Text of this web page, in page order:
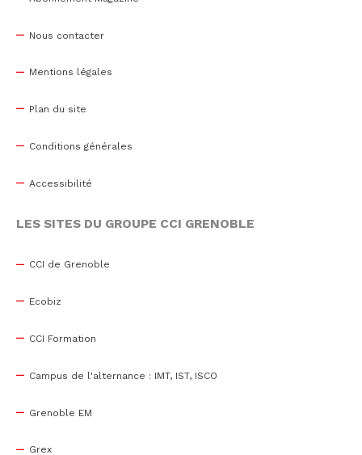
Nous contacter
Mentions légales
Plan du site
Conditions générales
Accessibilité
LES SITES DU GROUPE CCI GRENOBLE
CCI de Grenoble
Ecobiz
CCI Formation
Campus de l'alternance : IMT, IST, ISCO
Grenoble EM
Grex